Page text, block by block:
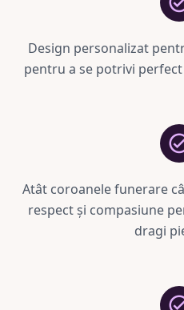
Design personalizat
pentru a se potrivi
Atât coroanele funerare
respect și compasiune
dragi